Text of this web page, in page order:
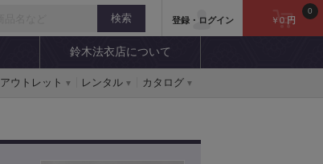
登録・ログイン ￥0円
0
鈴木法衣店について
アウトレット レンタル カタログ